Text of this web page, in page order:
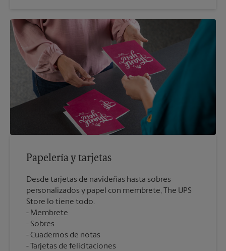
Papelería y tarjetas
Desde tarjetas de navideñas hasta sobres
personalizados y papel con membrete, The UPS
Store lo tiene todo.
Membrete
Sobres
Cuadernos de notas
Tarjetas de felicitaciones